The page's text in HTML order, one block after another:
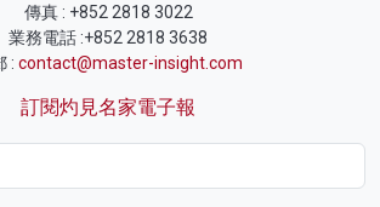
傳真 : +852 2818 3022
業務電話 :+852 2818 3638
: contact@master-insight.com
訂閱灼見名家電子報